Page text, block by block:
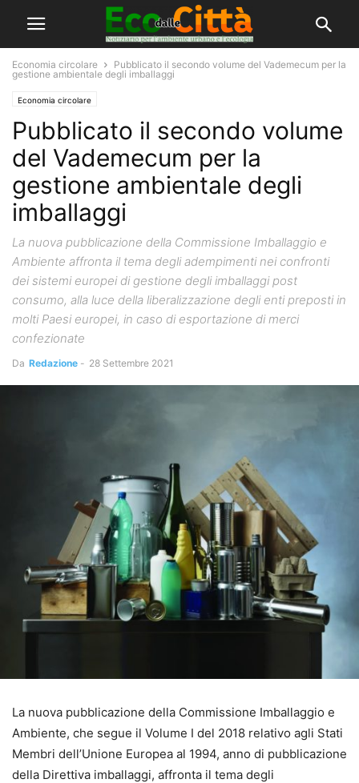
Economia circolare
Pubblicato il secondo volume del Vademecum per la
gestione ambientale degli imballaggi
Economia circolare
Pubblicato il secondo volume
del Vademecum per la
gestione ambientale degli
imballaggi
La nuova pubblicazione della Commissione Imballaggio e
Ambiente affronta il tema degli adempimenti nei confronti
dei sistemi europei di gestione degli imballaggi post
consumo, alla luce della liberalizzazione degli enti preposti in
molti Paesi europei, in caso di esportazione di merci
confezionate
Da Redazione - 28 Settembre 2021
La nuova pubblicazione della Commissione Imballaggio e
Ambiente, che segue il Volume I del 2018 relativo agli Stati
Membri dell’Unione Europea al 1994, anno di pubblicazione
della Direttiva imballaggi, affronta il tema degli